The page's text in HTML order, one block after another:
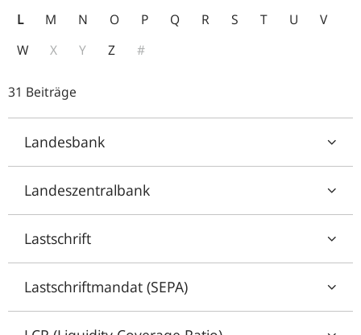
L
M N O P Q R S T U
V
W
X Y Z #
31 Beiträge
Landesbank
Landeszentralbank
Lastschrift
Lastschriftmandat (SEPA)